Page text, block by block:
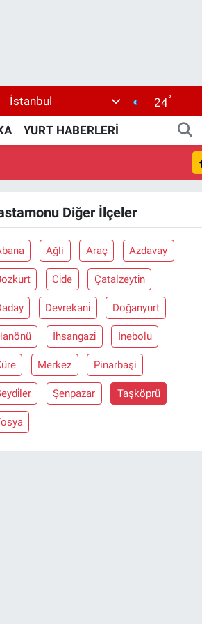
İstanbul 24°
YURT HABERLERİ
Diğer İlçeler
Ağli Araç Azdavay
Ci̇de Çatalzeyti̇n
Devrekani̇ Doğanyurt
İhsangazi̇ İnebolu
Merkez Pinarbaşi
Şenpazar Taşköprü